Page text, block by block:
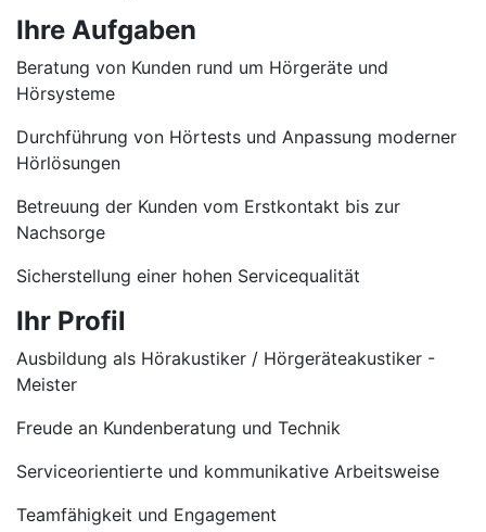
Ihre Aufgaben
Beratung von Kunden rund um Hörgeräte und
Hörsysteme
Durchführung von Hörtests und Anpassung moderner
Hörlösungen
Betreuung der Kunden vom Erstkontakt bis zur
Nachsorge
Sicherstellung einer hohen Servicequalität
Ihr Profil
Ausbildung als Hörakustiker / Hörgeräteakustiker -
Meister
Freude an Kundenberatung und Technik
Serviceorientierte und kommunikative Arbeitsweise
Teamfähigkeit und Engagement